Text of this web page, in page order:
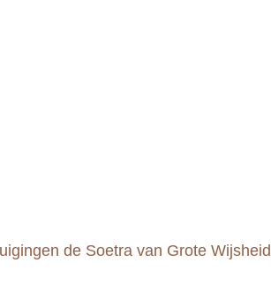
de Soetra van Grote Wijsheid